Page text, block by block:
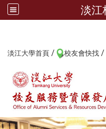
淡江
淡江大學首頁 / 校友會快找 /